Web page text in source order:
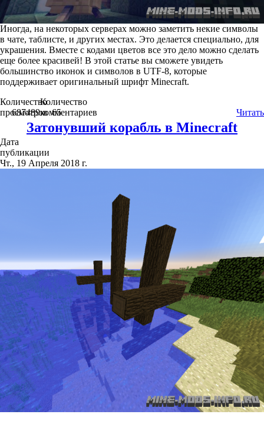
Иногда, на некоторых серверах можно заметить некие символы
в чате, таблисте, и других местах. Это делается специально, для
украшения. Вместе с кодами цветов все это дело можно сделать
еще более красивей! В этой статье вы сможете увидеть
большинство иконок и символов в UTF-8, которые
поддерживает оригинальный шрифт Minecraft.
Количество
просмотров
687489
Количество
комментариев
65 Читать
Затонувший корабль в Minecraft
Дата
публикации
Чт., 19 Апреля 2018 г.